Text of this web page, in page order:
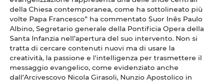
della Chiesa contemporanea, come ha sottolineato più
volte Papa Francesco” ha commentato Suor Inês Paulo
Albino, Segretario generale della Pontificia Opera della
Santa Infanzia nell’apertura del suo intervento. Non si
tratta di cercare contenuti nuovi ma di usare la
creatività, la passione e l'intelligenza per trasmettere il
messaggio evangelico, come evidenziato anche
dall’Arcivescovo Nicola Girasoli, Nunzio Apostolico in